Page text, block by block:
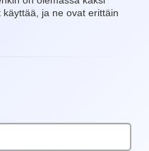
ja ne ovat erittäin